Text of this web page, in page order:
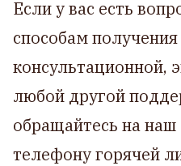
Если у вас есть
способам
консультационной,
любой другой
обращайтесь на наш
телефону горячей